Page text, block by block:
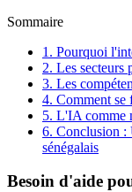
Sommaire
1. Pourquoi
2. Les secteurs
3. Les
4. Comment
5. L'IA comme
6. Conclusion :
sénégalais
Besoin d'aide